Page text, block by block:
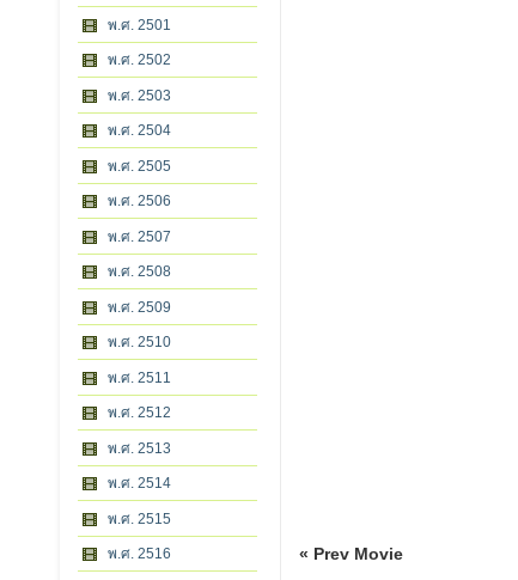
พ.ศ. 2501
พ.ศ. 2502
พ.ศ. 2503
พ.ศ. 2504
พ.ศ. 2505
พ.ศ. 2506
พ.ศ. 2507
พ.ศ. 2508
พ.ศ. 2509
พ.ศ. 2510
พ.ศ. 2511
พ.ศ. 2512
พ.ศ. 2513
พ.ศ. 2514
พ.ศ. 2515
พ.ศ. 2516 « Prev Movie